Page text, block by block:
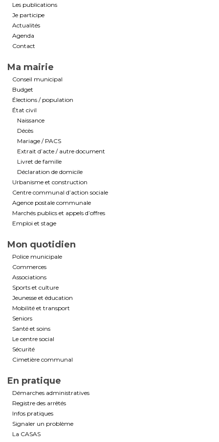
Les publications
Je participe
Actualités
Agenda
Contact
Ma mairie
Conseil municipal
Budget
Élections / population
État civil
Naissance
Décès
Mariage / PACS
Extrait d’acte / autre document
Livret de famille
Déclaration de domicile
Urbanisme et construction
Centre communal d’action sociale
Agence postale communale
Marchés publics et appels d’offres
Emploi et stage
Mon quotidien
Police municipale
Commerces
Associations
Sports et culture
Jeunesse et éducation
Mobilité et transport
Seniors
Santé et soins
Le centre social
Sécurité
Cimetière communal
En pratique
Démarches administratives
Registre des arrêtés
Infos pratiques
Signaler un problème
La CASAS